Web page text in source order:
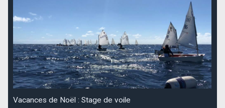
Vacances de Noël : Stage de voile